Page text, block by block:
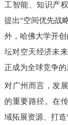
工智能、知识产
提出“空间优先战
外，哈佛大学开
坛对空天经济未
正成为全球竞争的
对广州而言，发
的重要路径。在
域拓展资源、打